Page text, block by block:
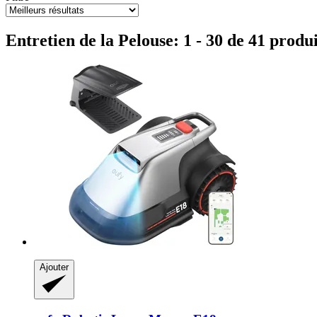
Entretien de la Pelouse: 1 - 30 de 41
Ajouter